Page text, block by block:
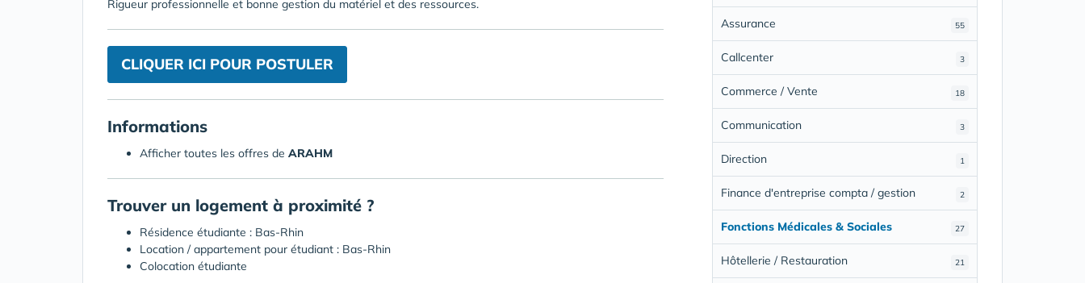
Rigueur professionnelle et bonne gestion du matériel et des ressources.
CLIQUER ICI POUR POSTULER
Informations
Afficher toutes les offres de ARAHM
Trouver un logement à proximité ?
Résidence étudiante : Bas-Rhin
Location / appartement pour étudiant : Bas-Rhin
Colocation étudiante
55
Assurance
3
Callcenter
18
Commerce / Vente
3
Communication
1
Direction
2
Finance d'entreprise compta / gestion
27
Fonctions Médicales & Sociales
21
Hôtellerie / Restauration